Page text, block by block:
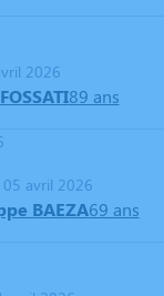
2026
89 ans
05 avril 2026
BAEZA69 ans